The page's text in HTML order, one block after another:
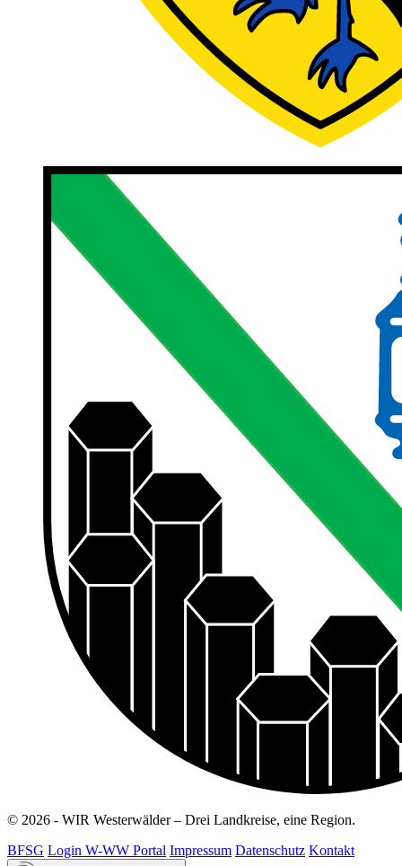
© 2026 - WIR Westerwälder – Drei Landkreise, eine Region.
BFSG Login W-WW Portal Impressum Datenschutz Kontakt